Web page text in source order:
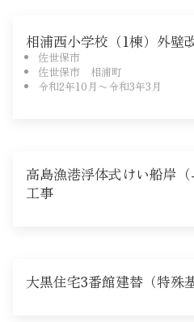
相浦西小学校（1棟）外壁
佐世保市
佐世保市 相浦町
令和2年10月〜令和3年3月
高島漁港浮体式けい船岸（
工事
大黒住宅3番館建替（特殊